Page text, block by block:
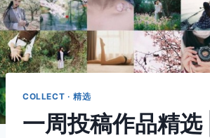
COLLECT · 精选
一周投稿作品精